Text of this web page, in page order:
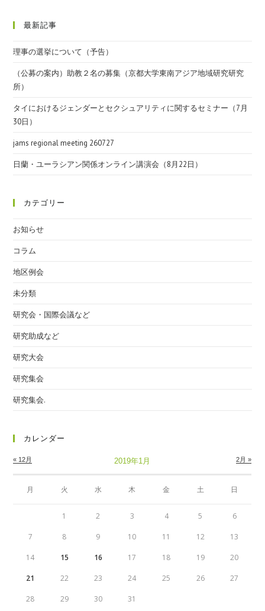
最新記事
理事の選挙について（予告）
（公募の案内）助教２名の募集（京都大学東南アジア地域研究研究
所）
タイにおけるジェンダーとセクシュアリティに関するセミナー（7月
30日）
jams regional meeting 260727
日蘭・ユーラシアン関係オンライン講演会（8月22日）
カテゴリー
お知らせ
コラム
地区例会
未分類
研究会・国際会議など
研究助成など
研究大会
研究集会
研究集会.
カレンダー
2019年1月
月 火 水 木 金 土 日
« 12月 2月 »
1 2 3 4 5 6
7 8 9 10 11 12 13
14 15 16 17 18 19 20
21 22 23 24 25 26 27
28 29 30 31